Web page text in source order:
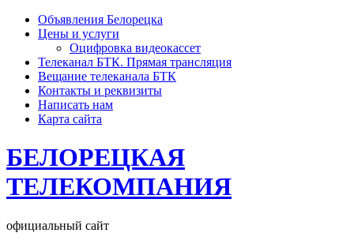
Объявления Белорецка
Цены и услуги
Оцифровка видеокассет
Телеканал БТК. Прямая трансляция
Вещание телеканала БТК
Контакты и реквизиты
Написать нам
Карта сайта
БЕЛОРЕЦКАЯ
ТЕЛЕКОМПАНИЯ
официальный сайт